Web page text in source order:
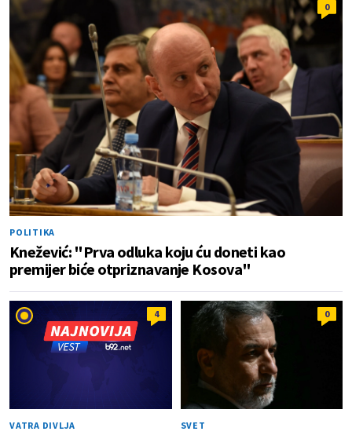
0
POLITIKA
Knežević: "Prva odluka koju ću doneti kao
premijer biće otpriznavanje Kosova"
4
VATRA DIVLJA
0
SVET